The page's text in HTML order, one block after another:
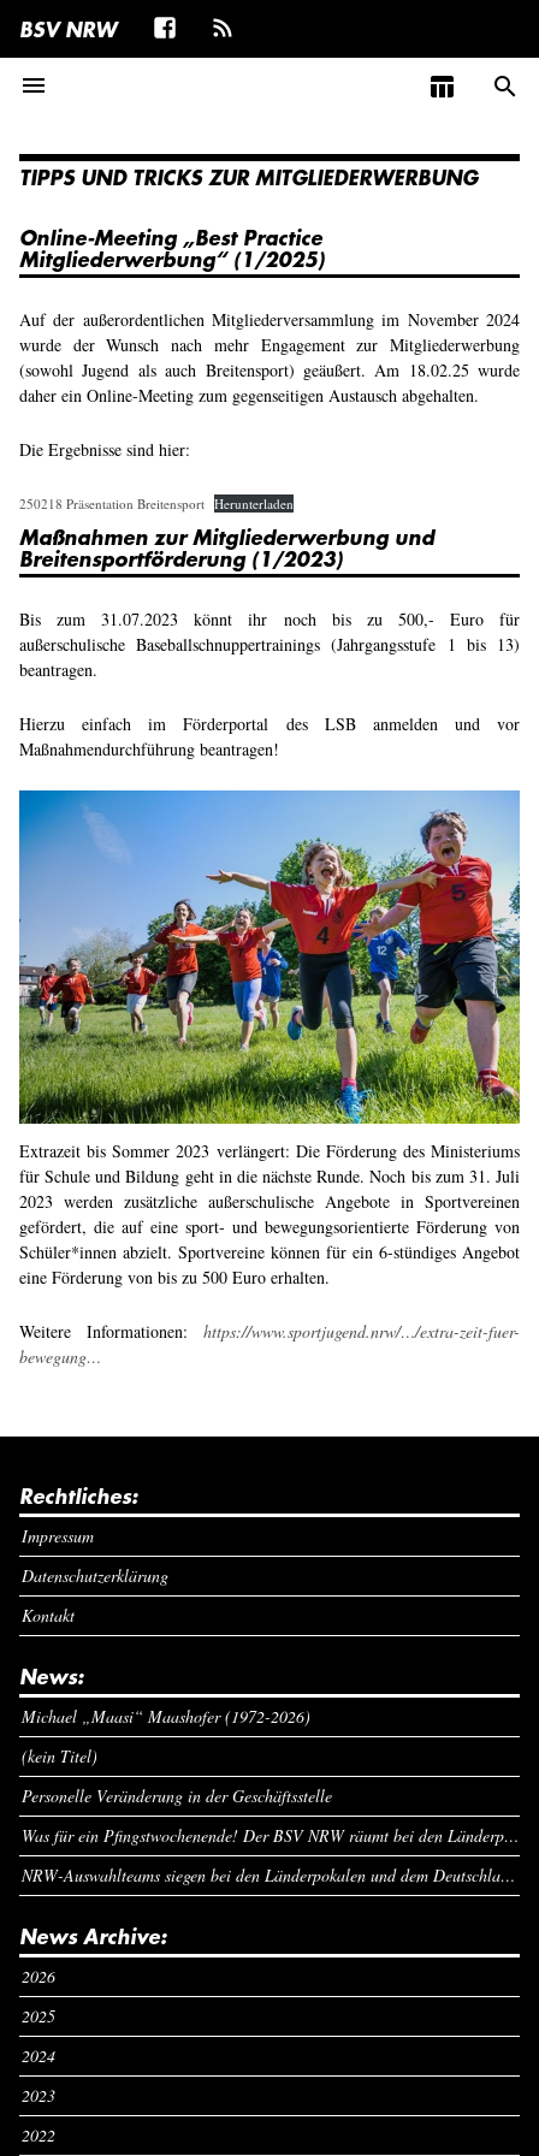
BSV NRW
menu
table_chart search
TIPPS UND TRICKS ZUR MITGLIEDERWERBUNG
Online-Meeting „Best Practice
Mitgliederwerbung“ (1/2025)
Auf der außerordentlichen Mitgliederversammlung im November 2024
wurde der Wunsch nach mehr Engagement zur Mitgliederwerbung
(sowohl Jugend als auch Breitensport) geäußert. Am 18.02.25 wurde
daher ein Online-Meeting zum gegenseitigen Austausch abgehalten.
Die Ergebnisse sind hier:
250218 Präsentation Breitensport Herunterladen
Maßnahmen zur Mitgliederwerbung und
Breitensportförderung (1/2023)
Bis zum 31.07.2023 könnt ihr noch bis zu 500,- Euro für
außerschulische Baseballschnuppertrainings (Jahrgangsstufe 1 bis 13)
beantragen.
Hierzu einfach im Förderportal des LSB anmelden und vor
Maßnahmendurchführung beantragen!
Extrazeit bis Sommer 2023 verlängert: Die Förderung des Ministeriums
für Schule und Bildung geht in die nächste Runde. Noch bis zum 31. Juli
2023 werden zusätzliche außerschulische Angebote in Sportvereinen
gefördert, die auf eine sport- und bewegungsorientierte Förderung von
Schüler*innen abzielt. Sportvereine können für ein 6-stündiges Angebot
eine Förderung von bis zu 500 Euro erhalten.
Weitere Informationen: https://www.sportjugend.nrw/…/extra-zeit-fuer-
bewegung…
Rechtliches:
Impressum
Datenschutzerklärung
Kontakt
News:
Michael „Maasi“ Maashofer (1972-2026)
(kein Titel)
Personelle Veränderung in der Geschäftsstelle
Was für ein Pfingstwochenende! Der BSV NRW räumt bei den Länderpokalen ab
NRW-Auswahlteams siegen bei den Länderpokalen und dem Deutschlandcup an Pfingsten
News Archive:
2026
2025
2024
2023
2022